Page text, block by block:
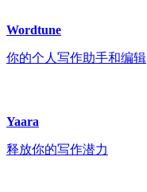
Wordtune
你的个人写作助手和编辑
Yaara
释放你的写作潜力